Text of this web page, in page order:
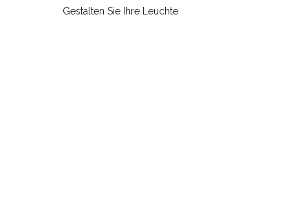
Gestalten Sie Ihre Leuchte